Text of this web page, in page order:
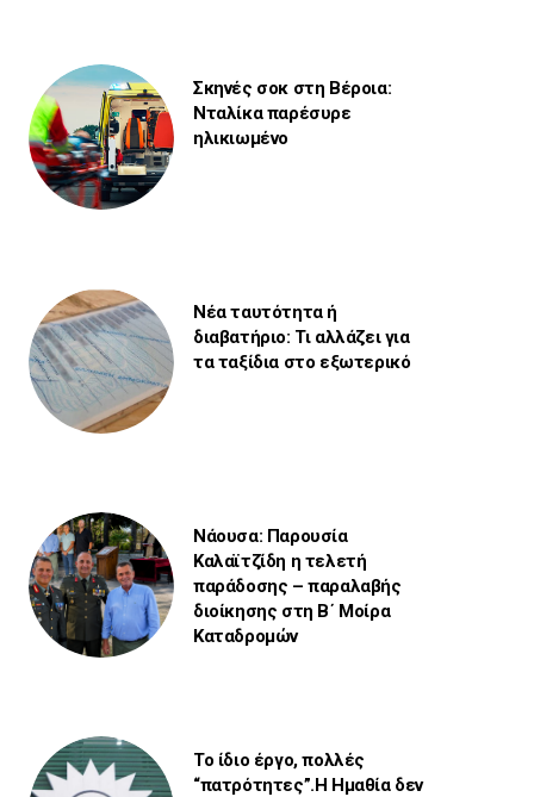
Σκηνές σοκ στη Βέροια:
Νταλίκα παρέσυρε
ηλικιωμένο
Νέα ταυτότητα ή
διαβατήριο: Τι αλλάζει για
τα ταξίδια στο εξωτερικό
Νάουσα: Παρουσία
Καλαϊτζίδη η τελετή
παράδοσης – παραλαβής
διοίκησης στη Β΄ Μοίρα
Καταδρομών
Το ίδιο έργο, πολλές
“πατρότητες”.Η Ημαθία δεν